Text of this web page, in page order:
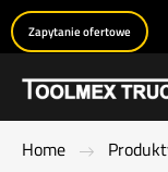
Zapytanie ofertowe
Home